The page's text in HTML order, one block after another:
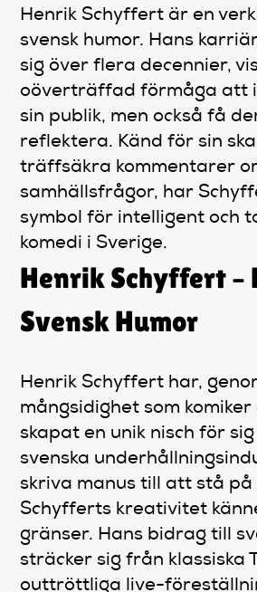
Henrik Schyffert är en
svensk humor. Hans
sig över flera decennier,
oöverträffad förmåga att
sin publik, men också få
reflektera. Känd för sin
träffsäkra kommentarer
samhällsfrågor, har
symbol för intelligent och
komedi i Sverige.
Henrik Schyffert –
Svensk Humor
Henrik Schyffert har,
mångsidighet som komiker
skapat en unik nisch för
svenska
skriva manus till att stå på
Schyfferts kreativitet
gränser. Hans bidrag till
sträcker sig från klassiska
outtröttliga live-